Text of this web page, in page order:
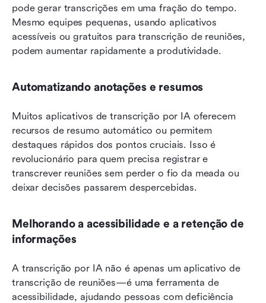
pode gerar transcrições em uma fração do tempo.
Mesmo equipes pequenas, usando aplicativos
acessíveis ou gratuitos para transcrição de reuniões,
podem aumentar rapidamente a produtividade.
Automatizando anotações e resumos
Muitos aplicativos de transcrição por IA oferecem
recursos de resumo automático ou permitem
destaques rápidos dos pontos cruciais. Isso é
revolucionário para quem precisa registrar e
transcrever reuniões sem perder o fio da meada ou
deixar decisões passarem despercebidas.
Melhorando a acessibilidade e a retenção de
informações
A transcrição por IA não é apenas um aplicativo de
transcrição de reuniões—é uma ferramenta de
acessibilidade, ajudando pessoas com deficiência